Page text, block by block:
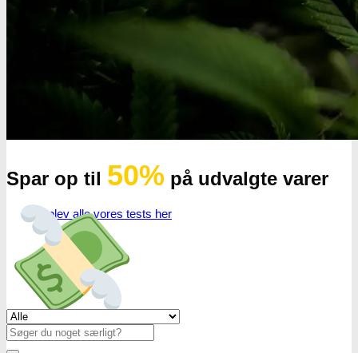
Oplev alle vores tests her
Spar op til 50% på udvalgte varer
Se alle tilbud her
Søg
efter: